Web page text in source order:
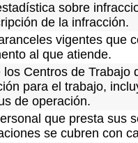
sobre
de la infracción.
vigentes que
al que atiende.
Centros de
para el trabajo,
de operación.
que presta sus
se cubren con